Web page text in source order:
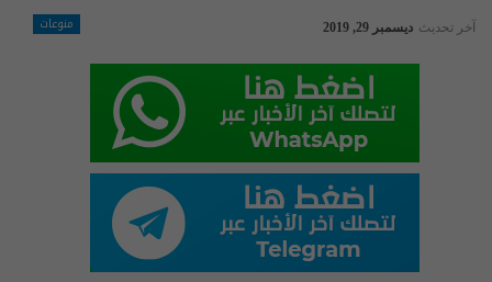
منوعات آخر تحديث ديسمبر 29, 2019